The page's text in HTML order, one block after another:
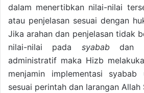
dalam menertibkan nilai-nilai
atau penjelasan sesuai dengan
Jika arahan dan penjelasan tidak
nilai-nilai pada syababdan
administratif maka Hizb
menjamin implementasi
sesuai perintah dan larangan Allah